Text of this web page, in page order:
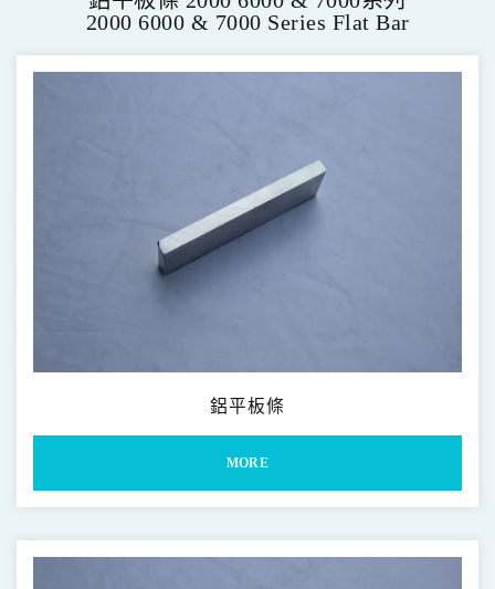
2000 6000 & 7000 Series Seamless Tube
2000 6000 & 7000 Series Irregular Bar
鋁有縫異型管
2000 6000 & 7000 Series Shaped Irregular Tube
鋁無縫異型管 2000 6000 & 7000系列
鋁平板條 2000 6000 & 7000系列
2000 6000 & 7000 Series Flat Bar
2000 6000 & 7000 Series Flat Bar
鋁平板條
MORE